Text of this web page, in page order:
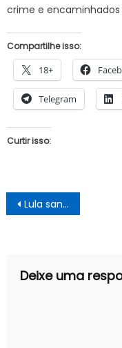
crime e
Compartilhe isso:
18+
Telegram
Curtir isso:
Navegação
de
Lula sanciona lei que proíbe uso de celular nas escolas em todo o país brasil
Deixe uma